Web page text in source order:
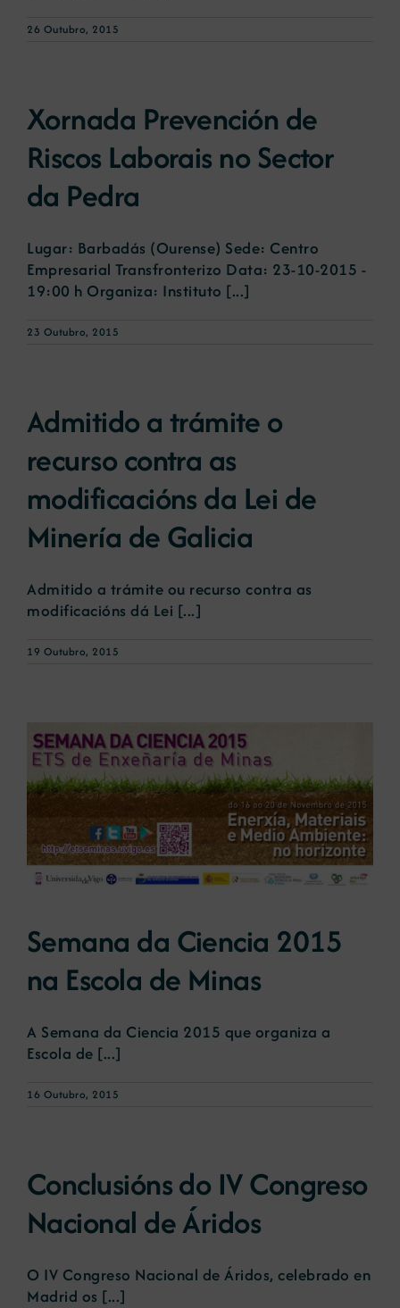
26 Outubro, 2015
Xornada Prevención de
Riscos Laborais no Sector
da Pedra
Lugar: Barbadás (Ourense) Sede: Centro
Empresarial Transfronterizo Data: 23-10-2015 -
19:00 h Organiza: Instituto [...]
23 Outubro, 2015
Admitido a trámite o
recurso contra as
modificacións da Lei de
Minería de Galicia
Admitido a trámite ou recurso contra as
modificacións dá Lei [...]
19 Outubro, 2015
Semana da Ciencia 2015
na Escola de Minas
A Semana da Ciencia 2015 que organiza a
Escola de [...]
16 Outubro, 2015
Conclusións do IV Congreso
Nacional de Áridos
O IV Congreso Nacional de Áridos, celebrado en
Madrid os [...]